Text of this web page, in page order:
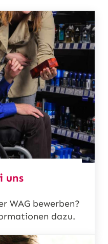
uns
WAG bewerben?
dazu.